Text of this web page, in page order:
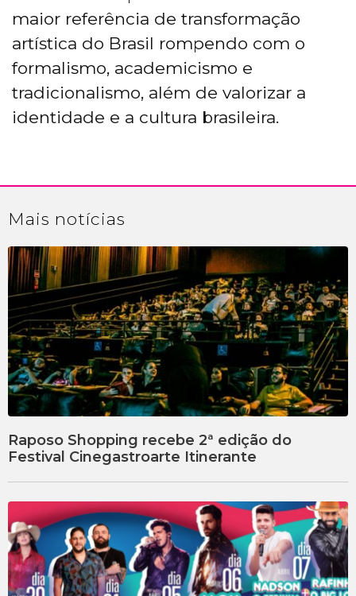
maior referência de transformação
artística do Brasil rompendo com o
formalismo, academicismo e
tradicionalismo, além de valorizar a
identidade e a cultura brasileira.
Mais notícias
Raposo Shopping recebe 2ª edição do
Festival Cinegastroarte Itinerante